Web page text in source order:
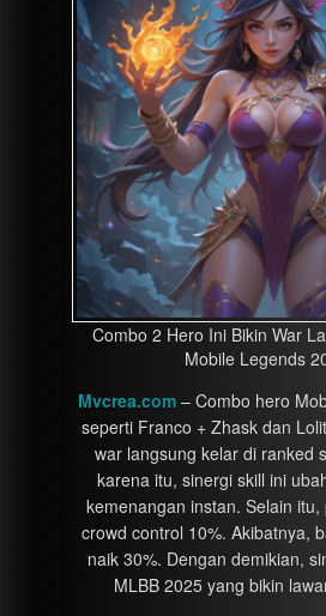
Combo 2 Hero Ini Bikin War
Mobile Legends
Mvcrea.com – Combo hero
seperti Franco + Zhask dan
war langsung kelar di ranked
karena itu, sinergi skill ini
kemenangan instan. Selain
crowd control 10%. Akibatnya,
naik 30%. Dengan demikian,
MLBB 2025 yang bikin